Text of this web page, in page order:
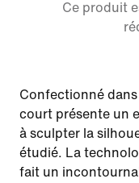
Ce produit
Confectionné
court présente un
à sculpter la
étudié. La
fait un